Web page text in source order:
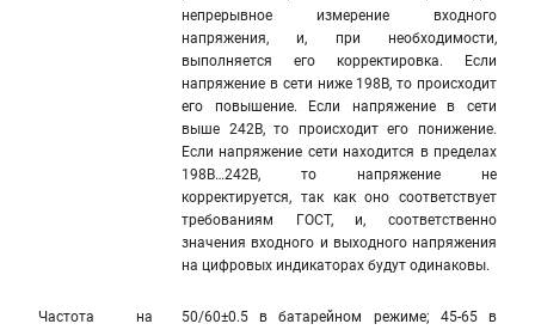
непрерывное измерение входного
напряжения, и, при необходимости,
выполняется его корректировка. Если
напряжение в сети ниже 198В, то происходит
его повышение. Если напряжение в сети
выше 242В, то происходит его понижение.
Если напряжение сети находится в пределах
198В…242В, то напряжение не
корректируется, так как оно соответствует
требованиям ГОСТ, и, соответственно
значения входного и выходного напряжения
на цифровых индикаторах будут одинаковы.
Частота на
50/60±0.5 в батарейном режиме; 45-65 в